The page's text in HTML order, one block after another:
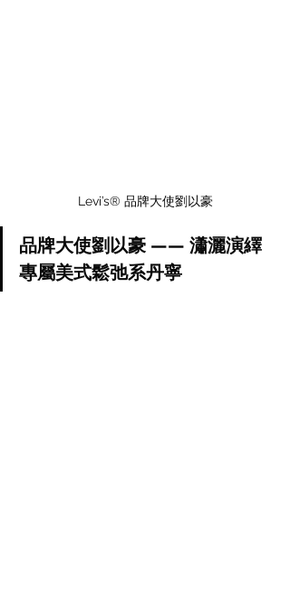
Levi’s® 品牌大使劉以豪
品牌大使劉以豪 —— 瀟灑演繹
專屬美式鬆弛系丹寧